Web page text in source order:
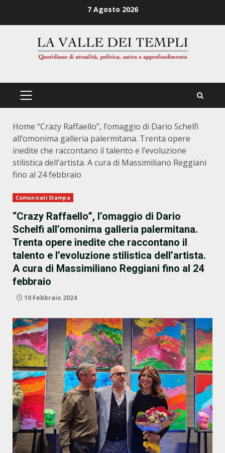
7 Agosto 2026
PRIMÄRES
Home “Crazy Raffaello”, l’omaggio di Dario Schelfi
all’omonima galleria palermitana. Trenta opere
inedite che raccontano il talento e l’evoluzione
stilistica dell’artista. A cura di Massimiliano Reggiani
fino al 24 febbraio
Comunicati Stampa
“Crazy Raffaello”, l’omaggio di Dario
Schelfi all’omonima galleria palermitana.
Trenta opere inedite che raccontano il
talento e l’evoluzione stilistica dell’artista.
A cura di Massimiliano Reggiani fino al 24
febbraio
10 Febbraio 2024